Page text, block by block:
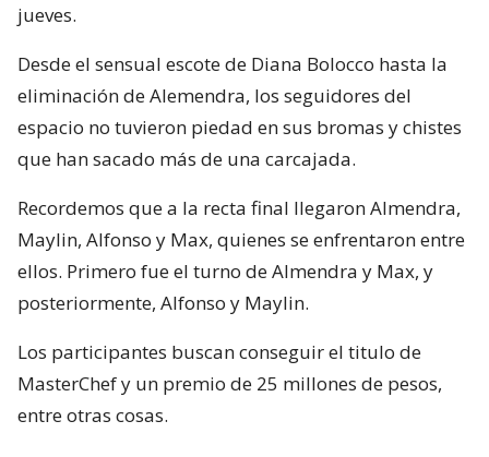
jueves.
Desde el sensual escote de Diana Bolocco hasta la
eliminación de Alemendra, los seguidores del
espacio no tuvieron piedad en sus bromas y chistes
que han sacado más de una carcajada.
Recordemos que a la recta final llegaron Almendra,
Maylin, Alfonso y Max, quienes se enfrentaron entre
ellos. Primero fue el turno de Almendra y Max, y
posteriormente, Alfonso y Maylin.
Los participantes buscan conseguir el titulo de
MasterChef y un premio de 25 millones de pesos,
entre otras cosas.